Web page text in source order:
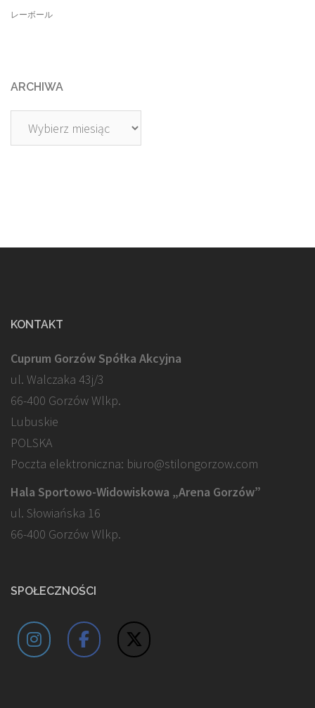
レーボール
ARCHIWA
Archiwa
KONTAKT
Cuprum Gorzów Spółka Akcyjna
ul. Walczaka 43j/3
66-400 Gorzów Wlkp.
Lubuskie
POLSKA
Poczta elektroniczna: biuro@stilongorzow.com
Hala Sportowo-Widowiskowa „Arena Gorzów”
ul. Słowiańska 16
66-400 Gorzów Wlkp.
SPOŁECZNOŚCI